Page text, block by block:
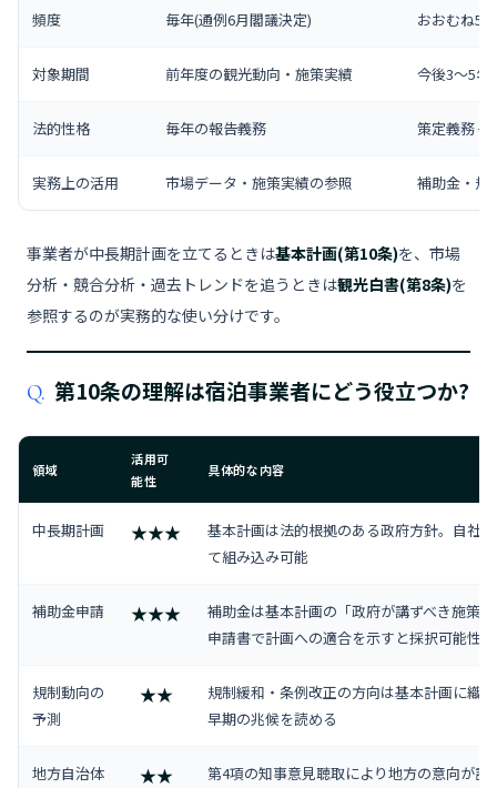
頻度 毎年(通例6月閣議決定) おおむね5
対象期間 前年度の観光動向・施策実績 今後3〜5年
法的性格 毎年の報告義務 策定義務 +
実務上の活用 市場データ・施策実績の参照 補助金・規
事業者が中長期計画を立てるときは基本計画(第10条)を、市場
分析・競合分析・過去トレンドを追うときは観光白書(第8条)を
参照するのが実務的な使い分けです。
Q. 第10条の理解は宿泊事業者にどう役立つか?
領域
活用可
能性
具体的な内容
中長期計画 ★★★
基本計画は法的根拠のある政府方針。自社
て組み込み可能
補助金申請 ★★★
補助金は基本計画の「政府が講ずべき施策
申請書で計画への適合を示すと採択可能性
規制動向の
予測
★★
規制緩和・条例改正の方向は基本計画に織
早期の兆候を読める
地方自治体
★★
第4項の知事意見聴取により地方の意向が計